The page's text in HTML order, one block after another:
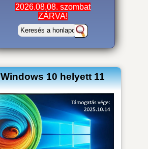
2026.08.08. szombat
ZÁRVA!
Windows 10 helyett 11